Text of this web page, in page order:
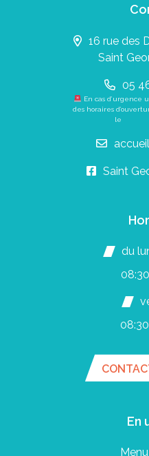
16 rue des
Saint
05
En cas d’urgence
des horaires
le
Saint
du
En